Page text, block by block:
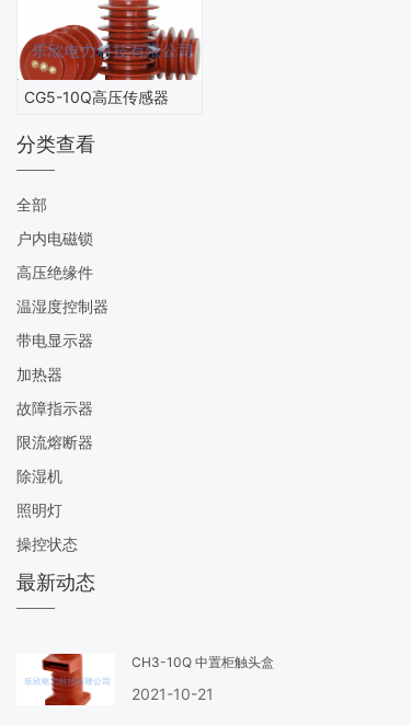
CG5-10Q高压传感器
分类查看
全部
户内电磁锁
高压绝缘件
温湿度控制器
带电显示器
加热器
故障指示器
限流熔断器
除湿机
照明灯
操控状态
最新动态
CH3-10Q 中置柜触头盒
2021-10-21